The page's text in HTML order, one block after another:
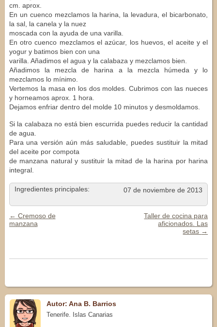
cm. aprox.
En un cuenco mezclamos la harina, la levadura, el bicarbonato,
la sal, la canela y la nuez
moscada con la ayuda de una varilla.
En otro cuenco mezclamos el azúcar, los huevos, el aceite y el
yogur y batimos bien con una
varilla. Añadimos el agua y la calabaza y mezclamos bien.
Añadimos la mezcla de harina a la mezcla húmeda y lo
mezclamos lo mínimo.
Vertemos la masa en los dos moldes. Cubrimos con las nueces
y horneamos aprox. 1 hora.
Dejamos enfriar dentro del molde 10 minutos y desmoldamos.
Si la calabaza no está bien escurrida puedes reducir la cantidad
de agua.
Para una versión aún más saludable, puedes sustituir la mitad
del aceite por compota
de manzana natural y sustituir la mitad de la harina por harina
integral.
07 de noviembre de 2013
Ingredientes principales:
Navegación de Entradas
← Cremoso de
manzana
Taller de cocina para
aficionados. Las
setas →
Autor: Ana B. Barrios
Tenerife. Islas Canarias